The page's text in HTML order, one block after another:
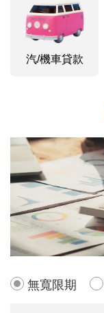
汽/機車貸款
無寬限期